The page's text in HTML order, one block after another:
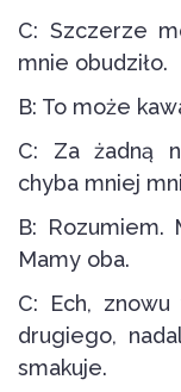
C: Szczerze
mnie obudziło.
B: To może
C: Za żadną
chyba mniej
B: Rozumiem.
Mamy oba.
C: Ech,
drugiego,
smakuje.